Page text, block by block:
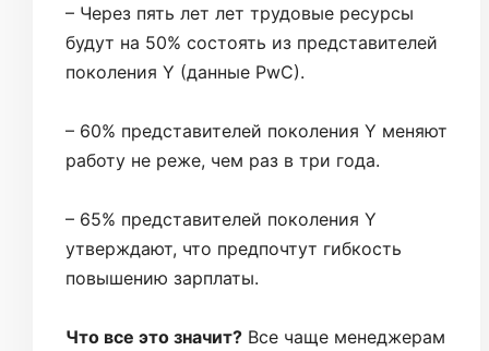
– Через пять лет лет трудовые ресурсы
будут на 50% состоять из представителей
поколения Y (данные PwC).
– 60% представителей поколения Y меняют
работу не реже, чем раз в три года.
– 65% представителей поколения Y
утверждают, что предпочтут гибкость
повышению зарплаты.
Что все это значит? Все чаще менеджерам